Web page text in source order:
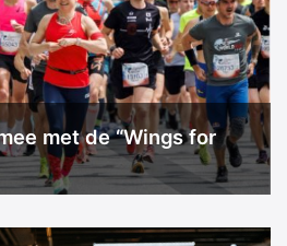
met de “Wings for